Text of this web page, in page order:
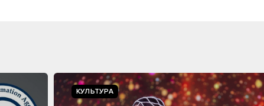
КУЛЬТУРА